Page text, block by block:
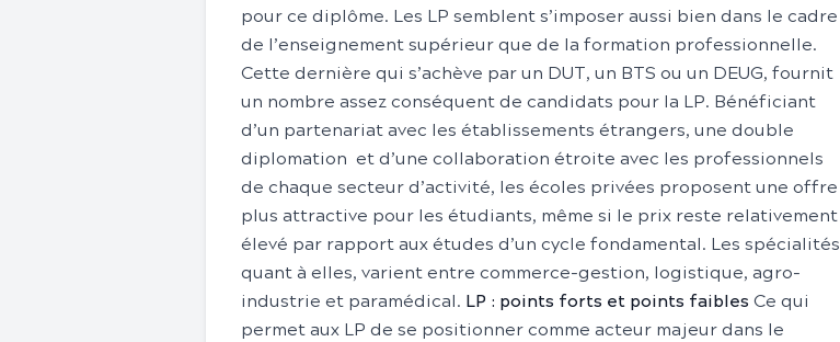
pour ce diplôme. Les LP semblent s’imposer aussi bien dans le cadre
de l’enseignement supérieur que de la formation professionnelle.
Cette dernière qui s’achève par un DUT, un BTS ou un DEUG, fournit
un nombre assez conséquent de candidats pour la LP. Bénéficiant
d’un partenariat avec les établissements étrangers, une double
diplomation et d’une collaboration étroite avec les professionnels
de chaque secteur d’activité, les écoles privées proposent une offre
plus attractive pour les étudiants, même si le prix reste relativement
élevé par rapport aux études d’un cycle fondamental. Les spécialités
quant à elles, varient entre commerce-gestion, logistique, agro-
industrie et paramédical. LP : points forts et points faibles Ce qui
permet aux LP de se positionner comme acteur majeur dans le